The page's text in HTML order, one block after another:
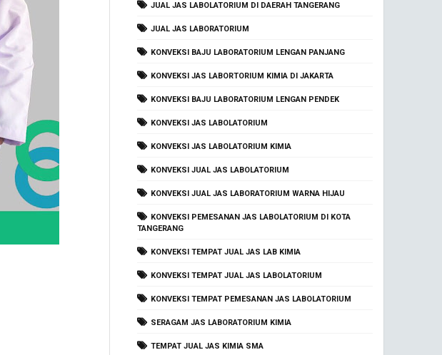
JUAL JAS LABOLATORIUM DI DAERAH TANGERANG
JUAL JAS LABORATORIUM
KONVEKSI BAJU LABORATORIUM LENGAN PANJANG
KONVEKSI JAS LABORTORIUM KIMIA DI JAKARTA
KONVEKSI BAJU LABORATORIUM LENGAN PENDEK
KONVEKSI JAS LABOLATORIUM
KONVEKSI JAS LABOLATORIUM KIMIA
KONVEKSI JUAL JAS LABOLATORIUM
KONVEKSI JUAL JAS LABORATORIUM WARNA HIJAU
KONVEKSI PEMESANAN JAS LABOLATORIUM DI KOTA
TANGERANG
KONVEKSI TEMPAT JUAL JAS LAB KIMIA
KONVEKSI TEMPAT JUAL JAS LABOLATORIUM
KONVEKSI TEMPAT PEMESANAN JAS LABOLATORIUM
SERAGAM JAS LABORATORIUM KIMIA
TEMPAT JUAL JAS KIMIA SMA